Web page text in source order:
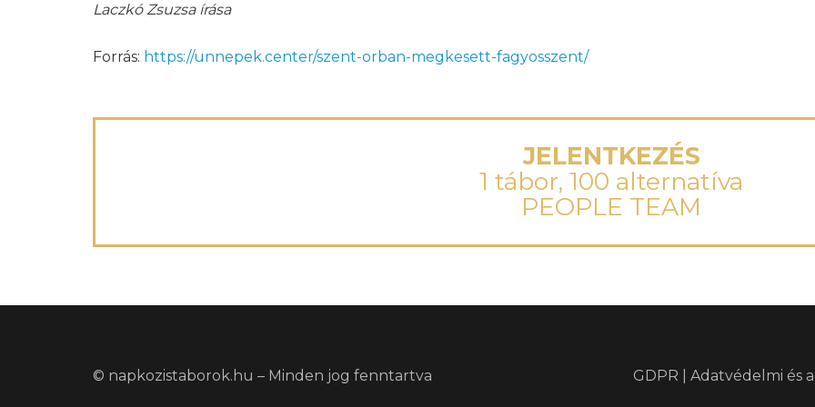
Laczkó Zsuzsa írása
Forrás: https://unnepek.center/szent-orban-megkesett-fagyosszent/
JELENTKEZÉS
1 tábor, 100 alternatíva
PEOPLE TEAM
© napkozistaborok.hu – Minden jog fenntartva GDPR | Adatvédelmi és